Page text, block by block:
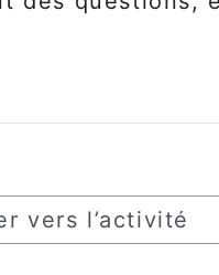
vers l’activité